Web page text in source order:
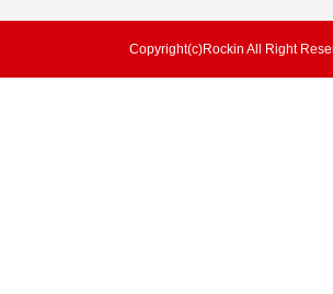
Copyright(c)Rockin All Right